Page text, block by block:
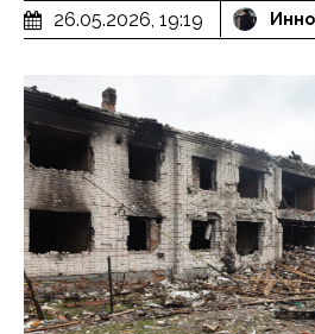
26.05.2026, 19:19